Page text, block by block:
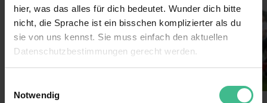
hier, was das alles für dich bedeutet. Wunder dich bitte
nicht, die Sprache ist ein bisschen komplizierter als du
sie von uns kennst. Sie muss einfach den aktuellen
Datenschutzbestimmungen gerecht werden.
Notwendig
Verdiene 600€/Woche
Sichere dir darüber hinaus Prämien durch deine
Lass dich von uns coachen & erhalte nach